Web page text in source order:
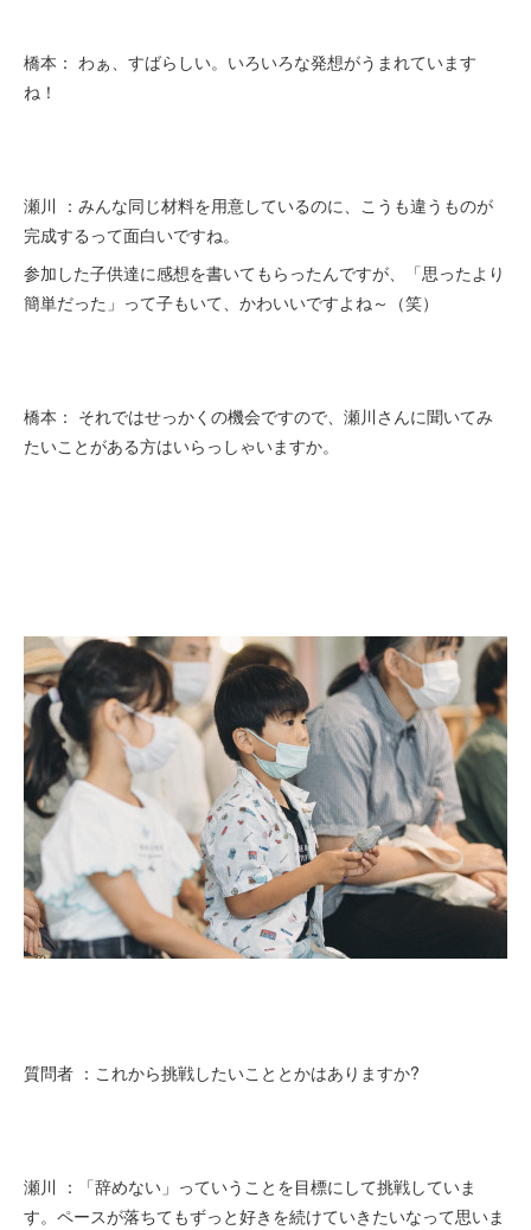
橋本： わぁ、すばらしい。いろいろな発想がうまれています
ね！
瀬川 ：みんな同じ材料を用意しているのに、こうも違うものが
完成するって面白いですね。
参加した子供達に感想を書いてもらったんですが、「思ったより
簡単だった」って子もいて、かわいいですよね～（笑）
橋本： それではせっかくの機会ですので、瀬川さんに聞いてみ
たいことがある方はいらっしゃいますか。
質問者 ：これから挑戦したいこととかはありますか?
瀬川 ：「辞めない」っていうことを目標にして挑戦していま
す。ペースが落ちてもずっと好きを続けていきたいなって思いま